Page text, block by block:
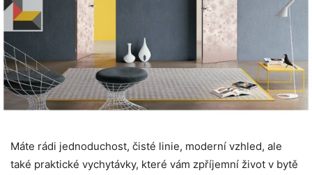
Máte rádi jednoduchost, čisté linie, moderní vzhled, ale
také praktické vychytávky, které vám zpříjemní život v bytě